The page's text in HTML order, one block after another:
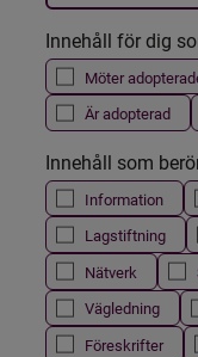
Innehåll för dig
Möter
Är adopterad
Innehåll som
Information
Lagstiftning
Nätverk
Vägledning
Föreskrifter